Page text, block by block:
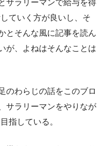
サラリーマンで給与を得
ていく方が良いし、そ
とそんな風に記事を読ん
が、よねはそんなことは
のわらじの話をこのブロ
サラリーマンをやりなが
指している。